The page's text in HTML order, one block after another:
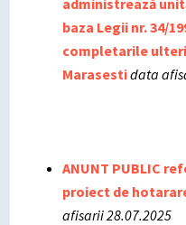
administrează
baza Legii nr. 34/
completarile
Marasestidata
ANUNT PUBLIC
proiect de
afisarii 28.07.2025